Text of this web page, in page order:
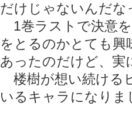
だけじゃないんだな
1巻ラストで決意
をとるのかとても興
あったのだけど、実
楼樹が想い続ける
いるキャラになりま